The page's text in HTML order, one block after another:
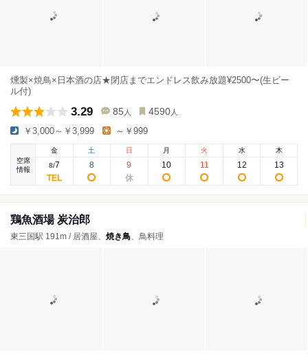
燻製×焼鳥×日本酒の店★閉店までエンドレス飲み放題¥2500〜(生ビー
ル付)
3.29 85 人 4590 人
￥3,000～￥3,999 ～￥999
空席
情報
金
8/7
土
8
日
9
月
10
火
11
水
12
木
13
鶏魚酒場 炭治郎
東三国駅 191m / 居酒屋、 焼き鳥、鳥料理